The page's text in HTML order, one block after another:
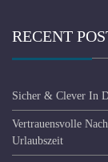
RECENT
Sicher & Clever In
Vertrauensvolle
Urlaubszeit